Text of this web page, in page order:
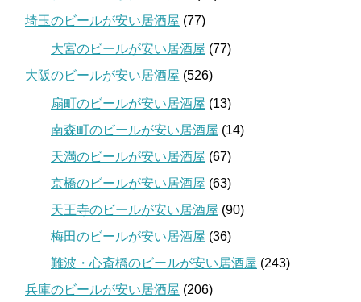
埼玉のビールが安い居酒屋 (77)
大宮のビールが安い居酒屋 (77)
大阪のビールが安い居酒屋 (526)
扇町のビールが安い居酒屋 (13)
南森町のビールが安い居酒屋 (14)
天満のビールが安い居酒屋 (67)
京橋のビールが安い居酒屋 (63)
天王寺のビールが安い居酒屋 (90)
梅田のビールが安い居酒屋 (36)
難波・心斎橋のビールが安い居酒屋 (243)
兵庫のビールが安い居酒屋 (206)